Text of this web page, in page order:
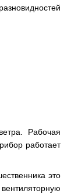
Рабочая
работает
это